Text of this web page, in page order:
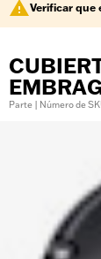
Verificar que
Parte | Número de